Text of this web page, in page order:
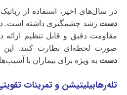
در سال‌های اخیر، استفاده از
دست رشد چشمگیری داشته است.
مقاومت دقیق و قابل تنظیم ارائه
صورت لحظه‌ای نظارت کنند. این
دست به ویژه برای بیماران با
تله‌رهابیلیتیشن و تمرینات